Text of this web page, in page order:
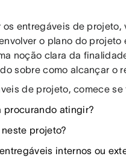
entregáveis de
o plano do
noção clara da
sobre como alcançar o
de projeto, comece
procurando atingir?
projeto?
internos ou